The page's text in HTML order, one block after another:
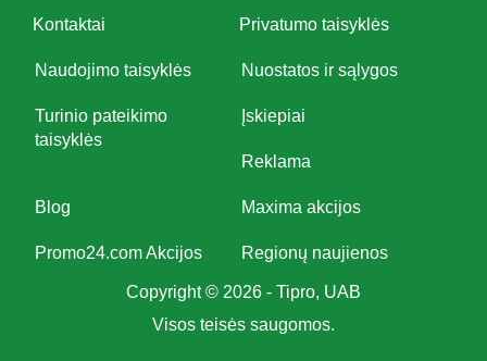
Kontaktai Privatumo taisyklės
Naudojimo taisyklės Nuostatos ir sąlygos
Turinio pateikimo
taisyklės
Įskiepiai
Reklama
Blog Maxima akcijos
Promo24.com Akcijos Regionų naujienos
Copyright © 2026 - Tipro, UAB
Visos teisės saugomos.